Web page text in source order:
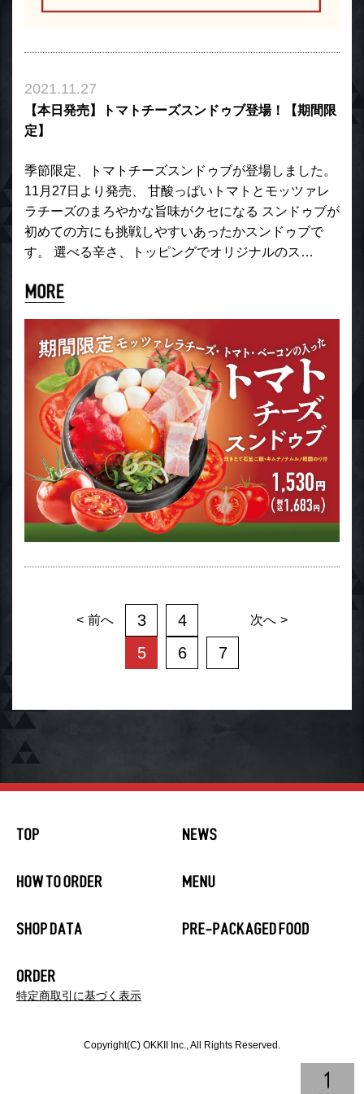
2021.11.27
【本日発売】トマトチーズスンドゥブ登場！【期間限
定】
季節限定、トマトチーズスンドゥブが登場しました。
11月27日より発売、 甘酸っぱいトマトとモッツァレ
ラチーズのまろやかな旨味がクセになる スンドゥブが
初めての方にも挑戦しやすいあったかスンドゥブで
す。 選べる辛さ、トッピングでオリジナルのス…
前へ 3
4
5
6 7
次へ
特定商取引に基づく表示
Copyright(C) OKKII Inc., All Rights Reserved.